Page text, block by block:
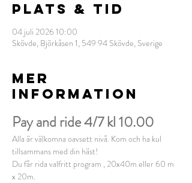
Plats & Tid
04 juli 2026 10:00
Skövde, Björkåsen 1, 549 94 Skövde, Sverige
MER
INFORMATION
Pay and ride 4/7 kl 10.00
Alla är välkomna oavsett nivå. Kom och ha kul
tillsammans med din häst!
Du får rida valfritt program , 20x40m eller 60 m
x 20m.